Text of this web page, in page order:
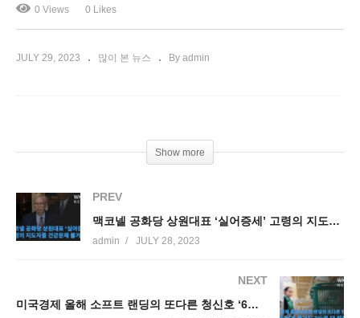
0 Views 0 Likes
JULY 29, 2023 많이 본 뉴스 By admin
Show more
PREV
맥코넬 공화당 상원대표 ‘실어증세’ 고령의 지도자들 건강문제 불거져
admin JULY 28, 2023
NEXT
미국경제 올해 소프트 랜딩의 또다른 청신호 ‘6월 PCE 물가도 3%로 더 진정’